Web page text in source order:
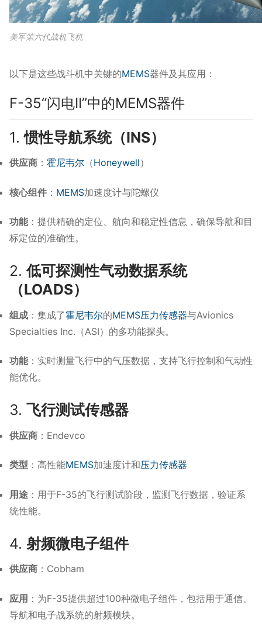
美军第六代战机飞机
以下是这些战斗机中关键的MEMS器件及其应用：​
F-35“闪电II”中的MEMS器件
1.惯性导航系统（INS）
供应商 ：​ 霍尼韦尔 （Honeywell）
核心组件 ：​ MEMS加速度计与陀螺仪
功能：​ 提供精确的定位、航向和稳定性信息，确保导航和目
标定位的准确性。
2.低可探测性气动数据系统
（LOADS）
组成 ：​ 集成了霍尼韦尔的MEMS压力传感器与Avionics
Specialties Inc.（ASI）的多功能探头。
功能：​ 实时测量飞行中的气压数据，支持飞行控制和气动性
能优化。
3. 飞行测试传感器
供应商 ：​ Endevco
类型 ：​ 高性能MEMS加速度计和压力传感器
用途 ：​ 用于F-35的飞行测试阶段，监测飞行数据，验证系
统性能。
4. 射频微电子组件
供应商 ：​ Cobham
应用 ：​ 为F-35提供超过100种微电子组件，包括用于通信、
导航和电子战系统的射频模块。